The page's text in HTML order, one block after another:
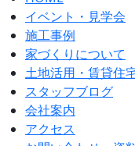
イベント・見学会
施工事例
家づくりについて
土地活用・賃貸住
スタッフブログ
会社案内
アクセス